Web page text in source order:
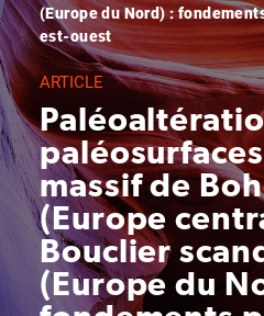
(Europe du Nord) :
est-ouest
ARTICLE
massif de
(Europe
Bouclier
(Europe du